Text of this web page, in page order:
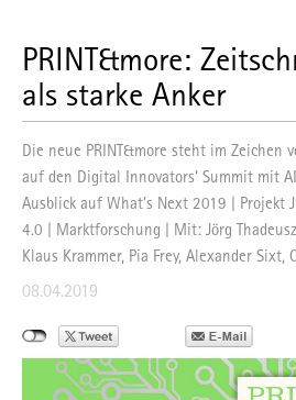
PRINT&more:
als starke Anker
Die neue PRINT&more steht im Zeichen
auf den Digital Innovators‘ Summit mit
Ausblick auf What’s Next 2019 | Projekt
4.0 | Marktforschung | Mit: Jörg
Klaus Krammer, Pia Frey, Alexander Sixt,
08.04.2019